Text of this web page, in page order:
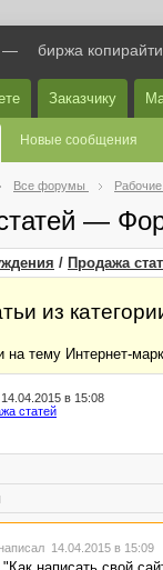
— биржа
Заказчику
Новые сообщения
Все форумы
—
/ Продажа
из
на тему Интернет-
14.04.2015 в 15:08
статей
14.04.2015 в 15:09